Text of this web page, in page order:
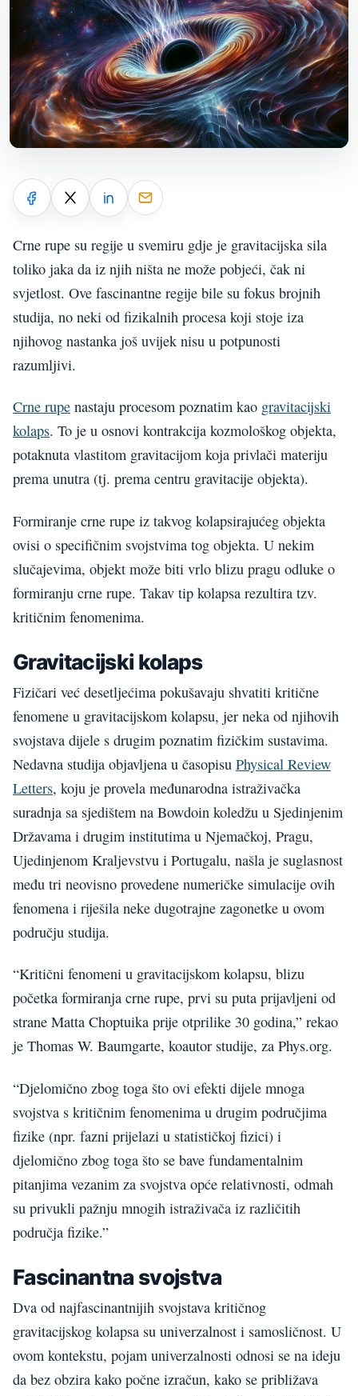
Crne rupe su regije u svemiru gdje je gravitacijska sila
toliko jaka da iz njih ništa ne može pobjeći, čak ni
svjetlost. Ove fascinantne regije bile su fokus brojnih
studija, no neki od fizikalnih procesa koji stoje iza
njihovog nastanka još uvijek nisu u potpunosti
razumljivi.
Crne rupe nastaju procesom poznatim kao gravitacijski
kolaps. To je u osnovi kontrakcija kozmološkog objekta,
potaknuta vlastitom gravitacijom koja privlači materiju
prema unutra (tj. prema centru gravitacije objekta).
Formiranje crne rupe iz takvog kolapsirajućeg objekta
ovisi o specifičnim svojstvima tog objekta. U nekim
slučajevima, objekt može biti vrlo blizu pragu odluke o
formiranju crne rupe. Takav tip kolapsa rezultira tzv.
kritičnim fenomenima.
Gravitacijski kolaps
Fizičari već desetljećima pokušavaju shvatiti kritične
fenomene u gravitacijskom kolapsu, jer neka od njihovih
svojstava dijele s drugim poznatim fizičkim sustavima.
Nedavna studija objavljena u časopisu Physical Review
Letters, koju je provela međunarodna istraživačka
suradnja sa sjedištem na Bowdoin koledžu u Sjedinjenim
Državama i drugim institutima u Njemačkoj, Pragu,
Ujedinjenom Kraljevstvu i Portugalu, našla je suglasnost
među tri neovisno provedene numeričke simulacije ovih
fenomena i riješila neke dugotrajne zagonetke u ovom
području studija.
“Kritični fenomeni u gravitacijskom kolapsu, blizu
početka formiranja crne rupe, prvi su puta prijavljeni od
strane Matta Choptuika prije otprilike 30 godina,” rekao
je Thomas W. Baumgarte, koautor studije, za Phys.org.
“Djelomično zbog toga što ovi efekti dijele mnoga
svojstva s kritičnim fenomenima u drugim područjima
fizike (npr. fazni prijelazi u statističkoj fizici) i
djelomično zbog toga što se bave fundamentalnim
pitanjima vezanim za svojstva opće relativnosti, odmah
su privukli pažnju mnogih istraživača iz različitih
područja fizike.”
Fascinantna svojstva
Dva od najfascinantnijih svojstava kritičnog
gravitacijskog kolapsa su univerzalnost i samosličnost. U
ovom kontekstu, pojam univerzalnosti odnosi se na ideju
da bez obzira kako počne izračun, kako se približava